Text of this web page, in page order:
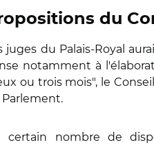
du
juges du Palais-Royal
notamment à
ou trois mois", le
certain nombre de